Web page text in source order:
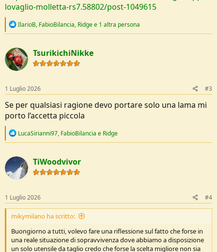
lovaglio-molletta-rs7.58802/post-1049615
R
c
t
i
o
s
:
IlarioB, FabioBilancia, Ridgee 1 altra persona
TsurikichiNikke
1 Luglio 2026 #3
Se per qualsiasi ragione devo portare solo una lama mi
porto l’accetta piccola
R
c
t
i
o
s
:
LucaSirianni97, FabioBilancia e Ridge
TiWoodvivor
1 Luglio 2026 #4
mikymilano ha scritto:
Buongiorno a tutti, volevo fare una riflessione sul fatto che forse in
una reale situazione di sopravvivenza dove abbiamo a disposizione
un solo utensile da taglio credo che forse la scelta migliore non sia